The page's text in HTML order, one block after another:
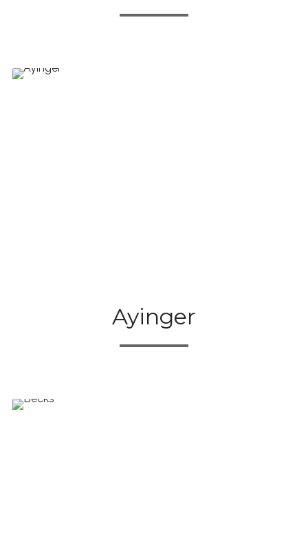
Ayinger